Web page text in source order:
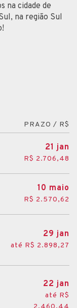
na cidade de
na região Sul
PRAZO / R$
21 jan
R$ 2.706,48
10 maio
R$ 2.570,62
29 jan
até R$ 2.898,27
22 jan
até R$